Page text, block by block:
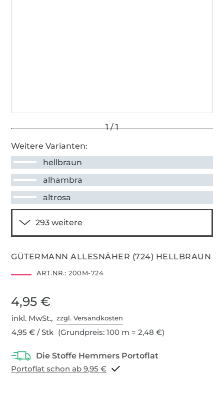
Weitere Varianten:
hellbraun
alhambra
altrosa
GÜTERMANN ALLESNÄHER (724) HELLBRAUN
ART.NR.: 200M-724
4,95 €
inkl. MwSt.,zzgl. Versandkosten
4,95 € / Stk (Grundpreis: 100 m = 2,48 €)
Portoflat schon ab 9,95 €